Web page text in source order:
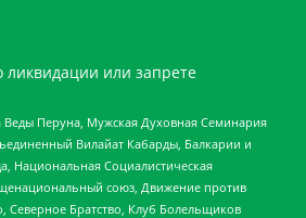
или запрете
Перуна, Мужская Духовная Семинария
Вилайат Кабарды, Балкарии и
Национальная Социалистическая
союз, Движение против
Северное Братство, Клуб Болельщиков